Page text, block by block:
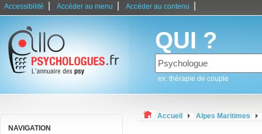
Accessibilité Accéder au menu Accéder au contenu
QUI ?
ex: thérapie de couple
NAVIGATION
Accueil Alpes Maritimes